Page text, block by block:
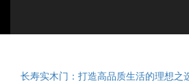
长寿实木门：打造高品质生活的理想之